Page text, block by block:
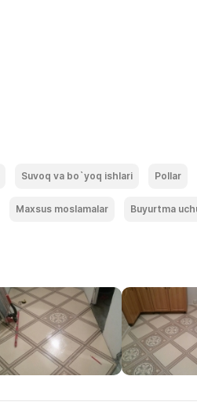
Suvoq va bo`yoq ishlari Pollar
Maxsus moslamalar Buyurtma